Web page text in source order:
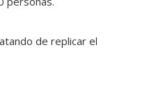
de replicar el